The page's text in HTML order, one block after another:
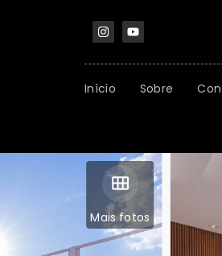
Início Sobre
Mais fotos